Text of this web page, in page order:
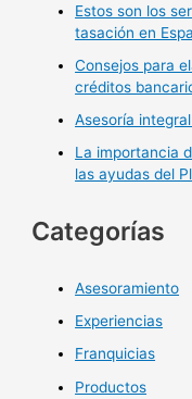
Estos son los
tasación en
Consejos para
créditos
Asesoría
La importancia
las ayudas del
Categorías
Asesoramiento
Experiencias
Franquicias
Productos